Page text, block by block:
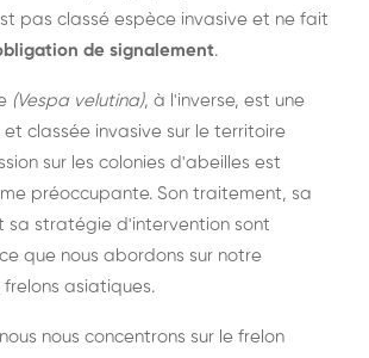
pas classé espèce invasive et ne fait
de signalement.
(Vespa velutina), à l'inverse, est une
classée invasive sur le territoire
sur les colonies d'abeilles est
préoccupante. Son traitement, sa
sa stratégie d'intervention sont
que nous abordons sur notre
asiatiques.
nous concentrons sur le frelon